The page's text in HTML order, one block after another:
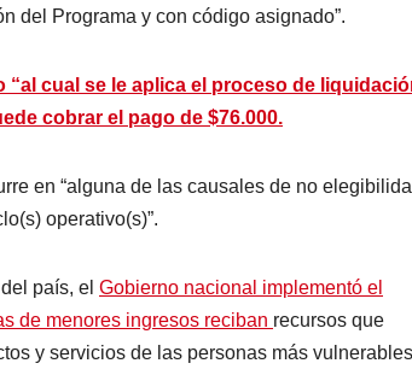
del Programa y con código asignado”.
cual se le aplica el proceso de
cobrar el pago de $76.000.
en “alguna de las causales de no
operativo(s)”.
país, el Gobierno nacional implementó el
de menores ingresos reciban recursos que
y servicios de las personas más